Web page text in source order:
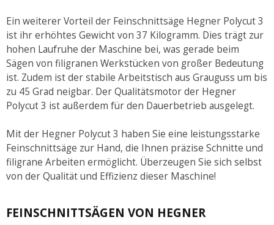
Ein weiterer Vorteil der Feinschnittsäge Hegner Polycut 3
ist ihr erhöhtes Gewicht von 37 Kilogramm. Dies trägt zur
hohen Laufruhe der Maschine bei, was gerade beim
Sägen von filigranen Werkstücken von großer Bedeutung
ist. Zudem ist der stabile Arbeitstisch aus Grauguss um bis
zu 45 Grad neigbar. Der Qualitätsmotor der Hegner
Polycut 3 ist außerdem für den Dauerbetrieb ausgelegt.
Mit der Hegner Polycut 3 haben Sie eine leistungsstarke
Feinschnittsäge zur Hand, die Ihnen präzise Schnitte und
filigrane Arbeiten ermöglicht. Überzeugen Sie sich selbst
von der Qualität und Effizienz dieser Maschine!
FEINSCHNITTSÄGEN VON HEGNER